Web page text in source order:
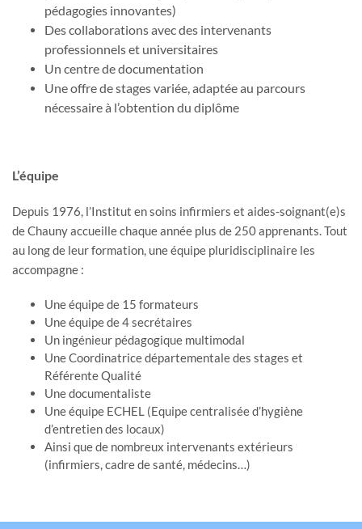
pédagogies innovantes)
Des collaborations avec des intervenants
professionnels et universitaires
Un centre de documentation
Une offre de stages variée, adaptée au parcours
nécessaire à l’obtention du diplôme
L’équipe
Depuis 1976, l’Institut en soins infirmiers et aides-soignant(e)s
de Chauny accueille chaque année plus de 250 apprenants. Tout
au long de leur formation, une équipe pluridisciplinaire les
accompagne :
Une équipe de 15 formateurs
Une équipe de 4 secrétaires
Un ingénieur pédagogique multimodal
Une Coordinatrice départementale des stages et
Référente Qualité
Une documentaliste
Une équipe ECHEL (Equipe centralisée d’hygiène
d’entretien des locaux)
Ainsi que de nombreux intervenants extérieurs
(infirmiers, cadre de santé, médecins…)